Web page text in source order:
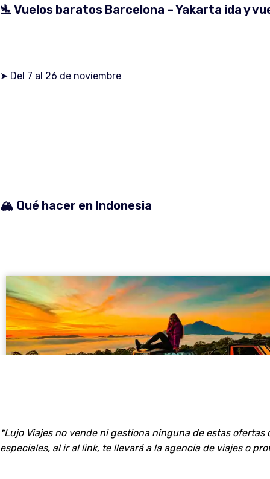
🛬 Vuelos baratos Barcelona – Yakarta ida y
➤ Del 7 al 26 de noviembre
🏔️ Qué hacer en Indonesia
*Lujo Viajes no vende ni gestiona ninguna de estas
especiales, al ir al link, te llevará a la agencia de viajes o